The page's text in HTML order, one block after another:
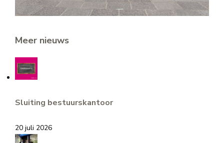
Meer nieuws
Sluiting bestuurskantoor
20 juli 2026